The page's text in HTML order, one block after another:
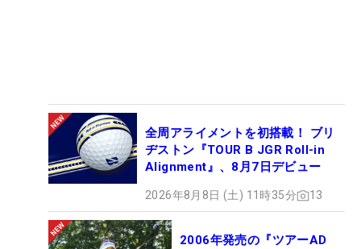
全周アライメントを初搭載！ ブリ
ヂストン『TOUR B JGR Roll-in
Alignment』、8月7日デビュー
2026年8月8日 (土) 11時35分 13
2006年発売の『ツアーAD